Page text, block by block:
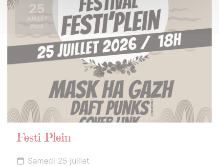
25
JUILLET
2026
Festi Plein
Samedi 25 juillet